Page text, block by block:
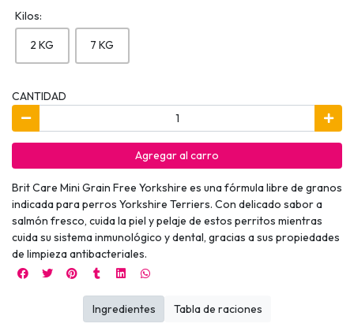
Kilos:
2 KG 7 KG
CANTIDAD
Agregar al carro
Brit Care Mini Grain Free Yorkshire es una fórmula libre de granos
indicada para perros Yorkshire Terriers. Con delicado sabor a
salmón fresco, cuida la piel y pelaje de estos perritos mientras
cuida su sistema inmunológico y dental, gracias a sus propiedades
de limpieza antibacteriales.
Ingredientes Tabla de raciones